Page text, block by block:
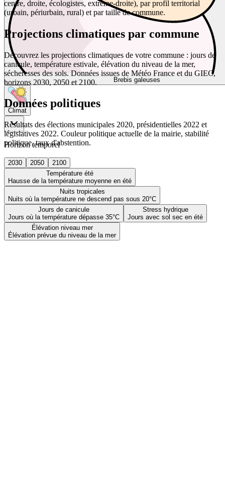
Brebis galeuses
Climat
Horizon temporel
2030 2050
2100
Température été
Hausse de la température moyenne en été
Nuits tropicales
Nuits où la température ne descend pas sous 20°C
Jours de canicule
Jours où la température dépasse 35°C
Stress hydrique
Jours avec sol sec en été
Élévation niveau mer
Élévation prévue du niveau de la mer
centre, droite, écologistes, extrême-droite), par profil territorial
(urbain, périurbain, rural) et par taille de commune.
Projections climatiques par commune
Découvrez les projections climatiques de votre commune : jours de
canicule, température estivale, élévation du niveau de la mer,
sécheresses des sols. Données issues de Météo France et du GIEC,
horizons 2030, 2050 et 2100.
Données politiques
Résultats des élections municipales 2020, présidentielles 2022 et
législatives 2022. Couleur politique actuelle de la mairie, stabilité
politique, taux d'abstention.